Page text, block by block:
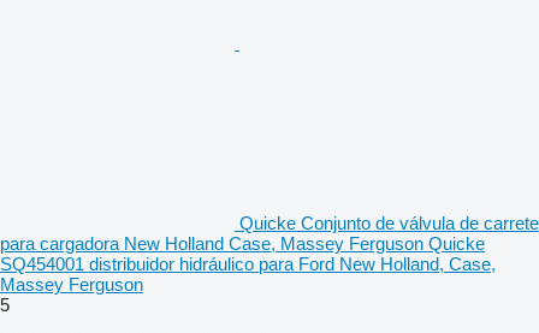
Quicke Conjunto de válvula de carrete
para cargadora New Holland Case, Massey Ferguson Quicke
SQ454001 distribuidor hidráulico para Ford New Holland, Case,
Massey Ferguson
5